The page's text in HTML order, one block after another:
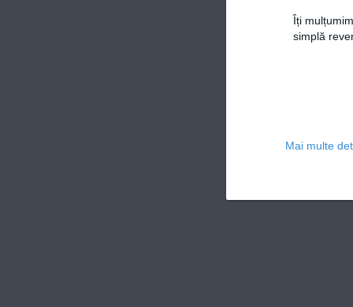
Îți
simplă
Mai multe